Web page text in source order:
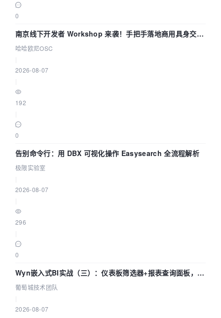
0
南京线下开发者 Workshop 来袭！手把手落地商用具身交互
智能 Agent 应用
哈哈欧尼OSC
2026-08-07
192
0
告别命令行：用 DBX 可视化操作 Easysearch 全流程解析
极限实验室
2026-08-07
296
0
Wyn嵌入式BI实战（三）：仪表板筛选器+报表查询面板，参
数联动全闭环
葡萄城技术团队
2026-08-07